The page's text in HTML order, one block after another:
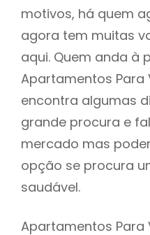
motivos, há quem
agora tem muitas
aqui. Quem anda à
Apartamentos Para
encontra algumas
grande procura e
mercado mas
opção se procura
saudável.
Apartamentos Para